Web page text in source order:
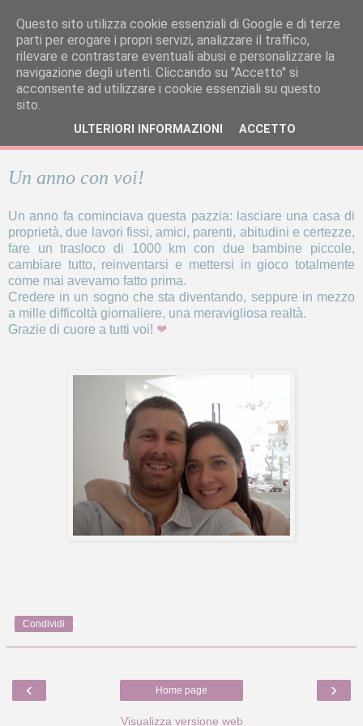
Un anno con voi!
Un anno fa cominciava questa pazzia: lasciare una casa di
proprietà, due lavori fissi, amici, parenti, abitudini e certezze,
fare un trasloco di 1000 km con due bambine piccole,
cambiare tutto, reinventarsi e mettersi in gioco totalmente
come mai avevamo fatto prima.
Credere in un sogno che sta diventando, seppure in mezzo
a mille difficoltà giornaliere, una meravigliosa realtà.
Grazie di cuore a tutti voi! ❤
Condividi
‹ ›
Home page
Visualizza versione web
Questo sito utilizza cookie essenziali di Google e di terze
parti per erogare i propri servizi, analizzare il traffico,
rilevare e contrastare eventuali abusi e personalizzare la
navigazione degli utenti. Cliccando su ''Accetto'' si
acconsente ad utilizzare i cookie essenziali su questo
sito.
ULTERIORI INFORMAZIONI ACCETTO